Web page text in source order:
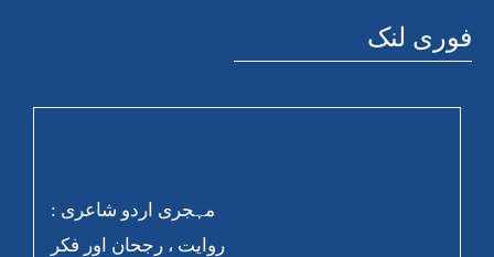
فوری لنک
مہجری اردو شاعری :
روایت ، رجحان اور فکر